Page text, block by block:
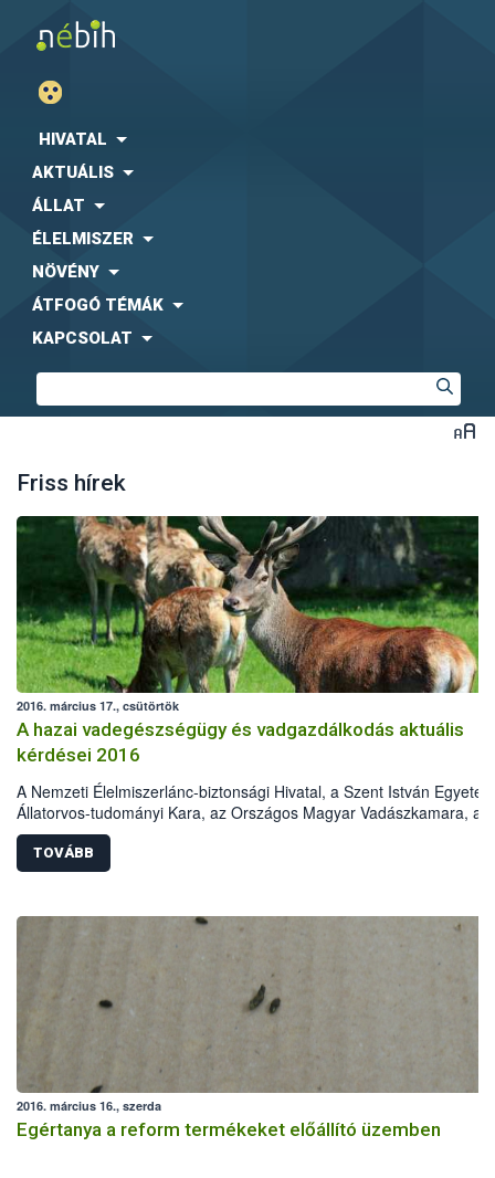
HIVATAL
AKTUÁLIS
ÁLLAT
ÉLELMISZER
NÖVÉNY
ÁTFOGÓ TÉMÁK
KAPCSOLAT
Friss hírek
2016. március 17., csütörtök
A hazai vadegészségügy és vadgazdálkodás aktuális
kérdései 2016
A Nemzeti Élelmiszerlánc-biztonsági Hivatal, a Szent István Egyetem
Állatorvos-tudományi Kara, az Országos Magyar Vadászkamara, az
Országos Magyar Vadászati Védegylet, a Magyar Tudományos
Akadémia Erdészeti Tudományos Bizottság Vadgazdálkodási
Albizottsága és a Földművelésügyi Minisztérium Élelmiszerlánc-
vadgazdálkodás aktuális kérdései 2016„ címmel konferenciát
2016. április 5-ére. A rendezvény helyszíne a Szent István Egyetem
Állatorvos-tudományi Karának Aulája. Az előadásokat a
vadegészségügy, vadgazdálkodás, állategészségügy, valamint a
vadászati igazgatás területén dolgozó szakemberek tartják az
tervezett témakörökben:
TOVÁBB
2016. március 16., szerda
Egértanya a reform termékeket előállító üzemben